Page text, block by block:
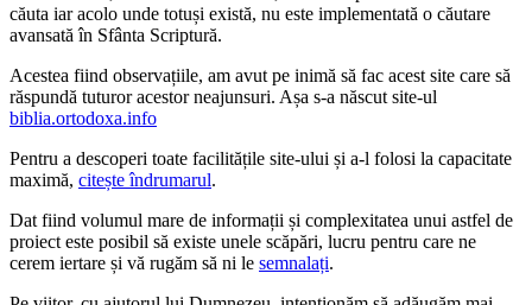
căuta iar acolo unde totuși există, nu este implementată o căutare
avansată în Sfânta Scriptură.
Acestea fiind observațiile, am avut pe inimă să fac acest site care să
răspundă tuturor acestor neajunsuri. Așa s-a născut site-ul
biblia.ortodoxa.info
Pentru a descoperi toate facilitățile site-ului și a-l folosi la capacitate
maximă, citește îndrumarul.
Dat fiind volumul mare de informații și complexitatea unui astfel de
proiect este posibil să existe unele scăpări, lucru pentru care ne
cerem iertare și vă rugăm să ni le semnalați.